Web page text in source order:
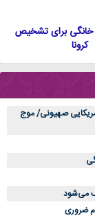
خانگی برای تشخیص
کرونا
صهیونی/ موج
ضروری